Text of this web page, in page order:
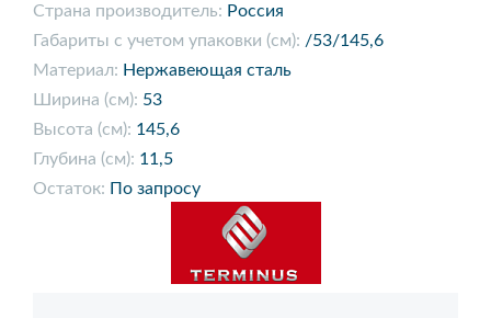
Страна производитель: Россия
Габариты с учетом упаковки (см): /53/145,6
Материал: Нержавеющая сталь
Ширина (см): 53
Высота (см): 145,6
Глубина (см): 11,5
Остаток: По запросу